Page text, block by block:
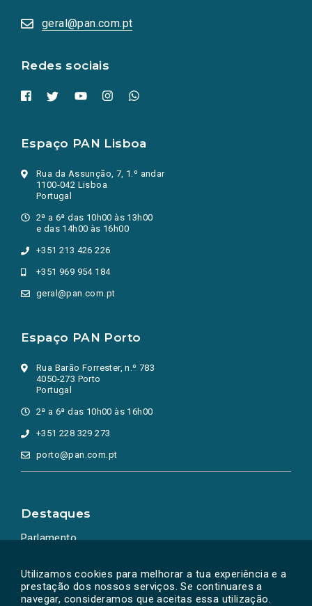
Utilizamos cookies para melhorar a tua experiência e a
prestação dos nossos serviços. Se continuares a
navegar, consideramos que aceitas essa utilização.
geral@pan.com.pt
Redes sociais
numa
nova
Espaço PAN Lisboa
Rua da Assunção, 7, 1.º andar
1100-042 Lisboa
Portugal
2ª a 6ª das 10h00 às 13h00
e das 14h00 às 16h00
+351 213 426 226
+351 969 954 184
geral@pan.com.pt
Espaço PAN Porto
Rua Barão Forrester, n.º 783
4050-273 Porto
Portugal
2ª a 6ª das 10h00 às 16h00
+351 228 329 273
porto@pan.com.pt
Destaques
Parlamento